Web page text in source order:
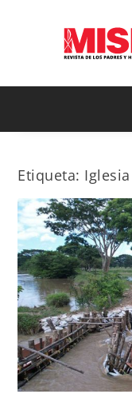
Etiqueta: